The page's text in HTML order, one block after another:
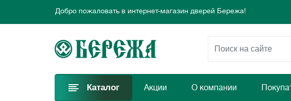
Добро пожаловать в интернет-магазин дверей Бережа!
Предлагаем новые выгодные предложения каждый день для
Добро пожаловать в интернет-магазин дверей Бережа!
Предлагаем новые выгодные предложения каждый день для
Каталог Акции О компании